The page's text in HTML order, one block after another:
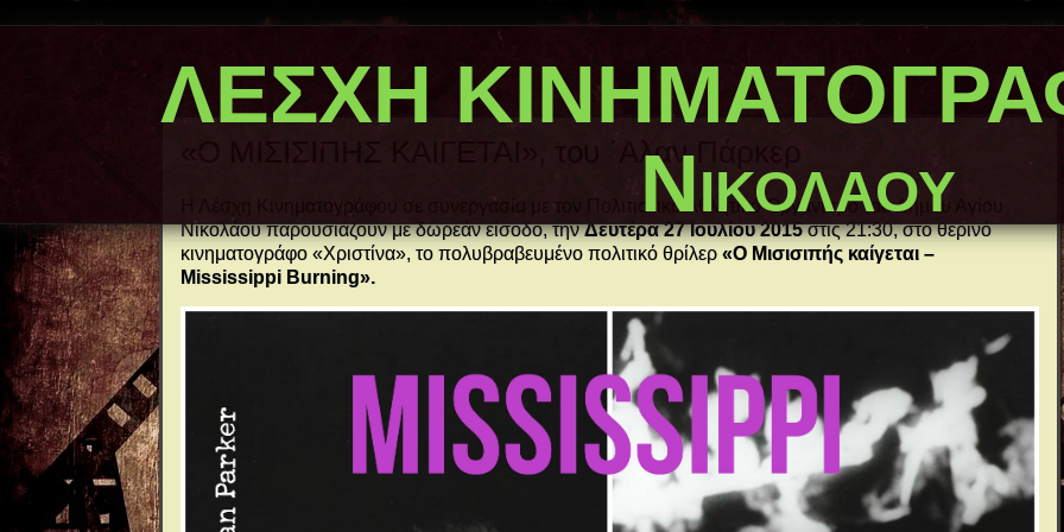
ΛΕΣΧΗ
Νικολάου
«Ο ΜΙΣΙΣΙΠΗΣ ΚΑΙΓΕΤΑΙ», του ΄Αλαν Πάρκερ
Η Λέσχη Κινηματογράφου σε συνεργασία με τον Πολιτιστικό Αθλητικό Οργανισμό του Δήμου Αγίου
Νικολάου παρουσιάζουν με δωρεάν είσοδο, τηνΔευτέρα 27 Ιουλίου 2015στις 21:30, στο θερινό
κινηματογράφο «Χριστίνα», το πολυβραβευμένο πολιτικό θρίλερ«Ο Μισισιπής καίγεται –
Mississippi Burning».